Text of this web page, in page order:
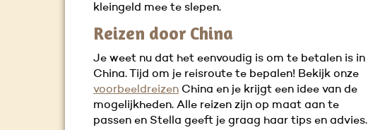
kleingeld mee te slepen.
Reizen door China
Je weet nu dat het eenvoudig is om te betalen is in
China. Tijd om je reisroute te bepalen! Bekijk onze
voorbeeldreizen China en je krijgt een idee van de
mogelijkheden. Alle reizen zijn op maat aan te
passen en Stella geeft je graag haar tips en advies.